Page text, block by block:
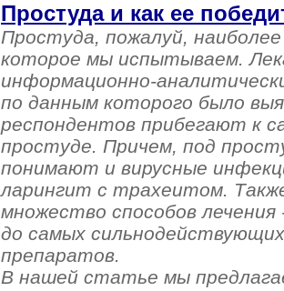
Простуда и как ее
Простуда, пожалуй,
которое мы испытываем.
информационно-
по данным которого было
респондентов прибегают к
простуде. Причем, под
понимают и вирусные
ларингит с трахеитом.
множество способов
до самых
препаратов.
В нашей статье мы